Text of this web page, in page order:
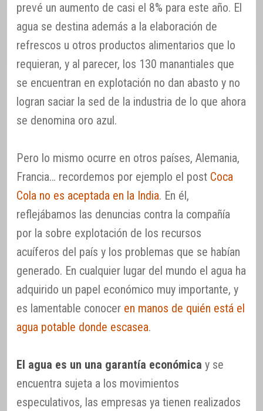
prevé un aumento de casi el 8% para este año. El
agua se destina además a la elaboración de
refrescos u otros productos alimentarios que lo
requieran, y al parecer, los 130 manantiales que
se encuentran en explotación no dan abasto y no
logran saciar la sed de la industria de lo que ahora
se denomina oro azul.
Pero lo mismo ocurre en otros países, Alemania,
Francia… recordemos por ejemplo el post Coca
Cola no es aceptada en la India. En él,
reflejábamos las denuncias contra la compañía
por la sobre explotación de los recursos
acuíferos del país y los problemas que se habían
generado. En cualquier lugar del mundo el agua ha
adquirido un papel económico muy importante, y
es lamentable conocer en manos de quién está el
agua potable donde escasea.
El agua es un una garantía económica y se
encuentra sujeta a los movimientos
especulativos, las empresas ya tienen realizados